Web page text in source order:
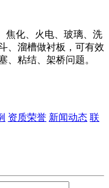
焦化、火电、玻璃、洗
、溜槽做衬板，可有效
、粘结、架桥问题。
资质荣誉 新闻动态 联